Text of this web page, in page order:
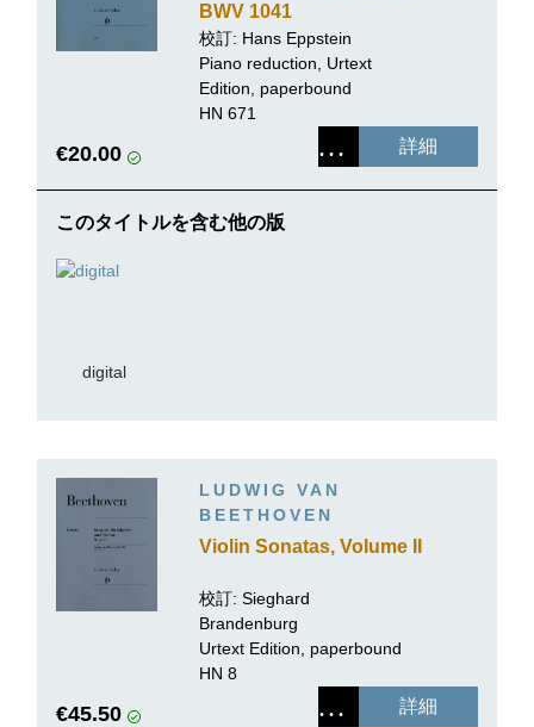
BWV 1041
校訂: Hans Eppstein
Piano reduction, Urtext
Edition, paperbound
HN 671
€20.00 詳細
このタイトルを含む他の版
digital
LUDWIG VAN
BEETHOVEN
Violin Sonatas, Volume II
校訂: Sieghard
Brandenburg
Urtext Edition, paperbound
HN 8
€45.50 詳細